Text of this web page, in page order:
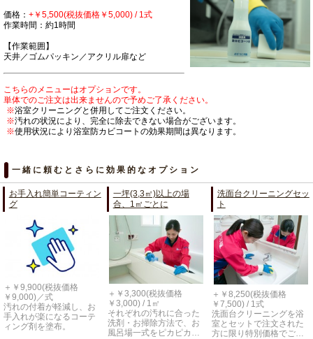
価格： +￥5,500(税抜価格￥5,000) / 1式
作業時間：約1時間
【作業範囲】
天井／ゴムパッキン／アクリル扉など
こちらのメニューはオプションです。
単体でのご注文は出来ませんので予めご了承ください。
※浴室クリーニングと併用してご注文ください。
※汚れの状況により、完全に除去できない場合がございます。
※使用状況により浴室防カビコートの効果期間は異なります。
一緒に頼むとさらに効果的なオプション
お手入れ簡単コーティン
グ
＋￥9,900(税抜価格
￥9,000)／式
汚れの付着が軽減し、お
手入れが楽になるコーテ
ィング剤を塗布。
一坪(3,3㎡)以上の場
合、1㎡ごとに
＋￥3,300(税抜価格
￥3,000) / 1㎡
それぞれの汚れに合った
洗剤・お掃除方法で、お
風呂場一式をピカピカ…
洗面台クリーニングセッ
ト
＋￥8,250(税抜価格
￥7,500) / 1式
洗面台クリーニングを浴
室とセットで注文された
方に限り特別価格でご…